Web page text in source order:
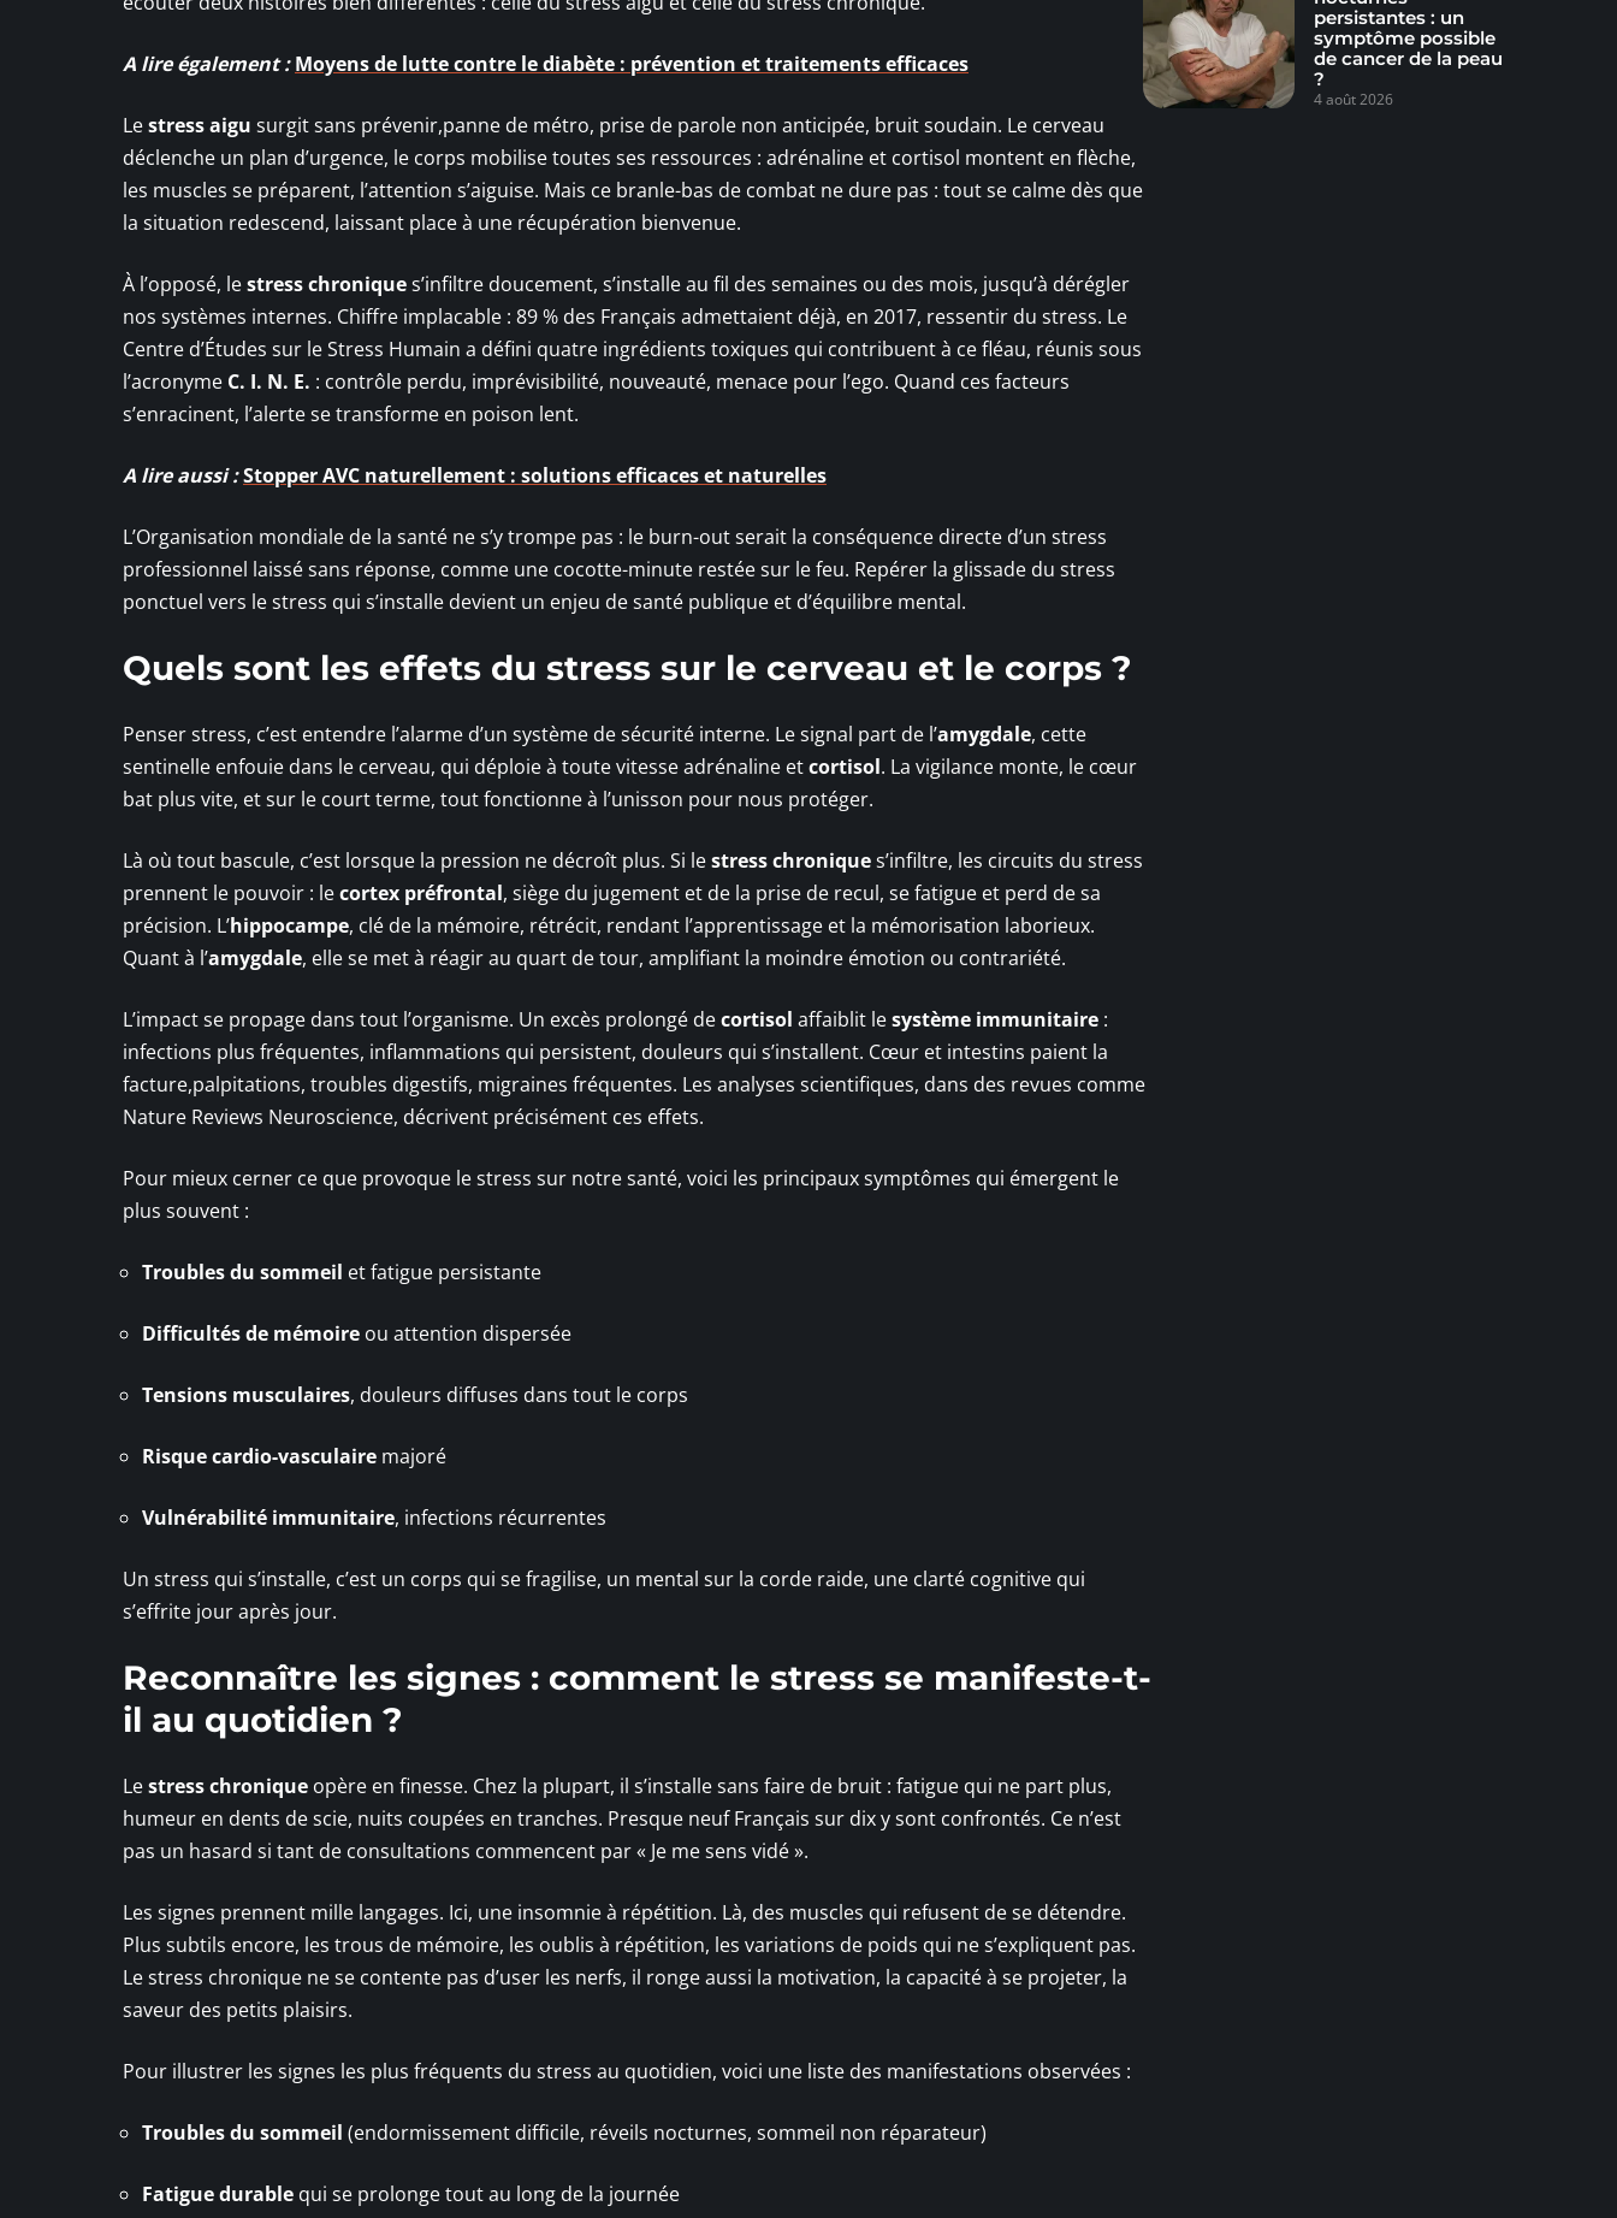
A lire également : Moyens de lutte contre le diabète : prévention et traitements efficaces
Lestress aigu surgit sans prévenir,panne de métro, prise de parole non anticipée, bruit soudain. Le cerveau
déclenche un plan d’urgence, le corps mobilise toutes ses ressources : adrénaline et cortisol montent en flèche,
les muscles se préparent, l’attention s’aiguise. Mais ce branle-bas de combat ne dure pas : tout se calme dès que
la situation redescend, laissant place à une récupération bienvenue.
À l’opposé, lestress chroniques’infiltre doucement, s’installe au fil des semaines ou des mois, jusqu’à dérégler
nos systèmes internes. Chiffre implacable : 89 % des Français admettaient déjà, en 2017, ressentir du stress. Le
Centre d’Études sur le Stress Humain a défini quatre ingrédients toxiques qui contribuent à ce fléau, réunis sous
l’acronyme C. I. N. E. : contrôle perdu, imprévisibilité, nouveauté, menace pour l’ego. Quand ces facteurs
s’enracinent, l’alerte se transforme en poison lent.
A lire aussi :Stopper AVC naturellement : solutions efficaces et naturelles
L’Organisation mondiale de la santé ne s’y trompe pas : le burn-out serait la conséquence directe d’un stress
professionnel laissé sans réponse, comme une cocotte-minute restée sur le feu. Repérer la glissade du stress
ponctuel vers le stress qui s’installe devient un enjeu de santé publique et d’équilibre mental.
Quels sont les effets du stress sur le cerveau et le corps ?
Penser stress, c’est entendre l’alarme d’un système de sécurité interne. Le signal part de l’amygdale, cette
sentinelle enfouie dans le cerveau, qui déploie à toute vitesse adrénaline etcortisol. La vigilance monte, le cœur
bat plus vite, et sur le court terme, tout fonctionne à l’unisson pour nous protéger.
Là où tout bascule, c’est lorsque la pression ne décroît plus. Si lestress chroniques’infiltre, les circuits du stress
prennent le pouvoir : lecortex préfrontal, siège du jugement et de la prise de recul, se fatigue et perd de sa
précision. L’hippocampe, clé de la mémoire, rétrécit, rendant l’apprentissage et la mémorisation laborieux.
Quant à l’amygdale, elle se met à réagir au quart de tour, amplifiant la moindre émotion ou contrariété.
L’impact se propage dans tout l’organisme. Un excès prolongé decortisol affaiblit lesystème immunitaire :
infections plus fréquentes, inflammations qui persistent, douleurs qui s’installent. Cœur et intestins paient la
facture,palpitations, troubles digestifs, migraines fréquentes. Les analyses scientifiques, dans des revues comme
Nature Reviews Neuroscience, décrivent précisément ces effets.
Pour mieux cerner ce que provoque le stress sur notre santé, voici les principaux symptômes qui émergent le
plus souvent :
Troubles du sommeil et fatigue persistante
Difficultés de mémoire ou attention dispersée
Tensions musculaires, douleurs diffuses dans tout le corps
Risque cardio-vasculaire majoré
Vulnérabilité immunitaire, infections récurrentes
Un stress qui s’installe, c’est un corps qui se fragilise, un mental sur la corde raide, une clarté cognitive qui
s’effrite jour après jour.
Reconnaître les signes : comment le stress se manifeste-t-
il au quotidien ?
Lestress chronique opère en finesse. Chez la plupart, il s’installe sans faire de bruit : fatigue qui ne part plus,
humeur en dents de scie, nuits coupées en tranches. Presque neuf Français sur dix y sont confrontés. Ce n’est
pas un hasard si tant de consultations commencent par « Je me sens vidé ».
Les signes prennent mille langages. Ici, une insomnie à répétition. Là, des muscles qui refusent de se détendre.
Plus subtils encore, les trous de mémoire, les oublis à répétition, les variations de poids qui ne s’expliquent pas.
Le stress chronique ne se contente pas d’user les nerfs, il ronge aussi la motivation, la capacité à se projeter, la
saveur des petits plaisirs.
Pour illustrer les signes les plus fréquents du stress au quotidien, voici une liste des manifestations observées :
Troubles du sommeil (endormissement difficile, réveils nocturnes, sommeil non réparateur)
Fatigue durable qui se prolonge tout au long de la journée
persistantes : un
symptôme possible
de cancer de la peau
?
4 août 2026